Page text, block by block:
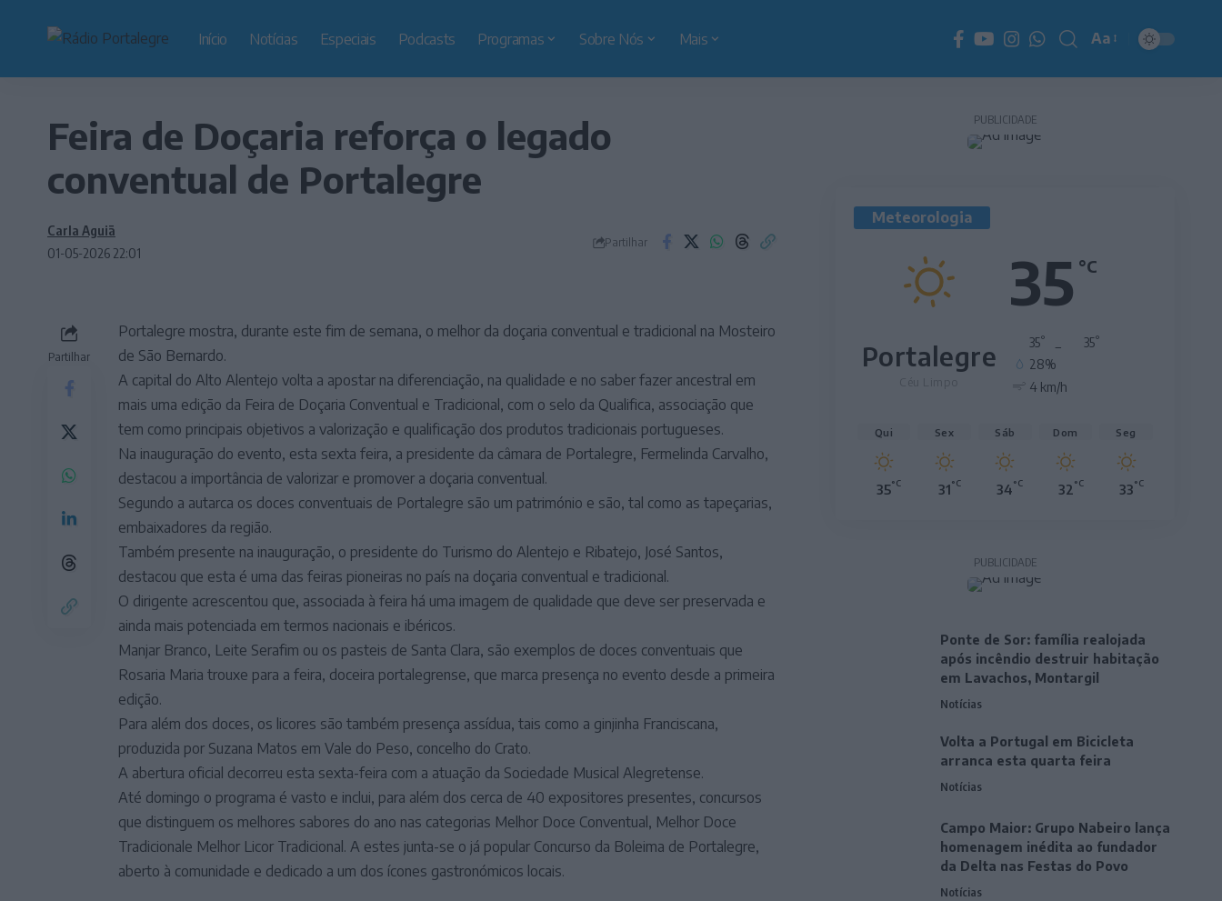
Início Notícias Especiais Podcasts Programas Sobre Nós Mais
Redimensionador
de
Aa
Feira de Doçaria reforça o legado
conventual de Portalegre
01-05-2026 22:01
Carla Aguiã
Partilhar
Partilhar
Portalegre mostra, durante este fim de semana, o melhor da doçaria conventual e tradicional na Mosteiro
de São Bernardo.
A capital do Alto Alentejo volta a apostar na diferenciação, na qualidade e no saber fazer ancestral em
mais uma edição da Feira de Doçaria Conventual e Tradicional, com o selo da Qualifica, associação que
tem como principais objetivos a valorização e qualificação dos produtos tradicionais portugueses.
Na inauguração do evento, esta sexta feira, a presidente da câmara de Portalegre, Fermelinda Carvalho,
destacou a importância de valorizar e promover a doçaria conventual.
Segundo a autarca os doces conventuais de Portalegre são um património e são, tal como as tapeçarias,
embaixadores da região.
Também presente na inauguração, o presidente do Turismo do Alentejo e Ribatejo, José Santos,
destacou que esta é uma das feiras pioneiras no país na doçaria conventual e tradicional.
O dirigente acrescentou que, associada à feira há uma imagem de qualidade que deve ser preservada e
ainda mais potenciada em termos nacionais e ibéricos.
Manjar Branco, Leite Serafim ou os pasteis de Santa Clara, são exemplos de doces conventuais que
Rosaria Maria trouxe para a feira, doceira portalegrense, que marca presença no evento desde a primeira
edição.
Para além dos doces, os licores são também presença assídua, tais como a ginjinha Franciscana,
produzida por Suzana Matos em Vale do Peso, concelho do Crato.
A abertura oficial decorreu esta sexta-feira com a atuação da Sociedade Musical Alegretense.
Até domingo o programa é vasto e inclui, para além dos cerca de 40 expositores presentes, concursos
que distinguem os melhores sabores do ano nas categorias Melhor Doce Conventual, Melhor Doce
Tradicionale Melhor Licor Tradicional. A estes junta-se o já popular Concurso da Boleima de Portalegre,
aberto à comunidade e dedicado a um dos ícones gastronómicos locais.
PUBLICIDADE
Meteorologia
35 °C
Portalegre 35° 35°
28%
4 km/h
Qui
35°C
Sex
31°C
Sáb
34°C
Dom
32°C
Seg
33°C
PUBLICIDADE
Ponte de Sor: família realojada
após incêndio destruir habitação
em Lavachos, Montargil
Notícias
Volta a Portugal em Bicicleta
arranca esta quarta feira
Notícias
Campo Maior: Grupo Nabeiro lança
homenagem inédita ao fundador
da Delta nas Festas do Povo
Notícias